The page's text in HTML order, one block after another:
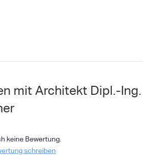
mit Architekt Dipl.-Ing.
keine Bewertung.
schreiben